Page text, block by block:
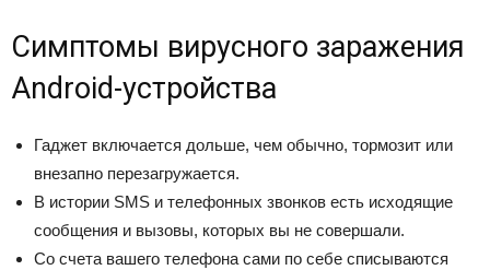
Симптомы вирусного заражения
Android-устройства
Гаджет включается дольше, чем обычно, тормозит или
внезапно перезагружается.
В истории SMS и телефонных звонков есть исходящие
сообщения и вызовы, которых вы не совершали.
Со счета вашего телефона сами по себе списываются